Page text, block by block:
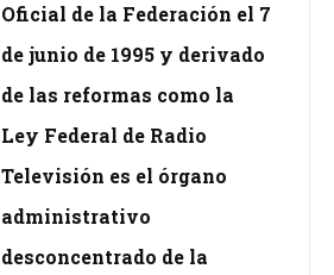
Oficial de la Federación el 7
de junio de 1995 y derivado
de las reformas como la
Ley Federal de Radio
Televisión es el órgano
administrativo
desconcentrado de la